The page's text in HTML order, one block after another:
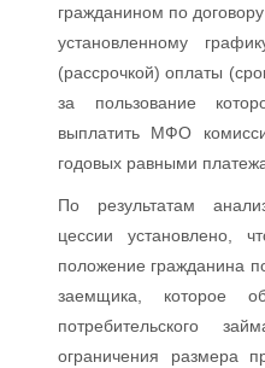
гражданином по
установленному
(рассрочкой) оплаты
за пользование
выплатить МФО
годовых равными
По результатам
цессии установлено,
положение гражданина
заемщика, которое
потребительского
ограничения размера